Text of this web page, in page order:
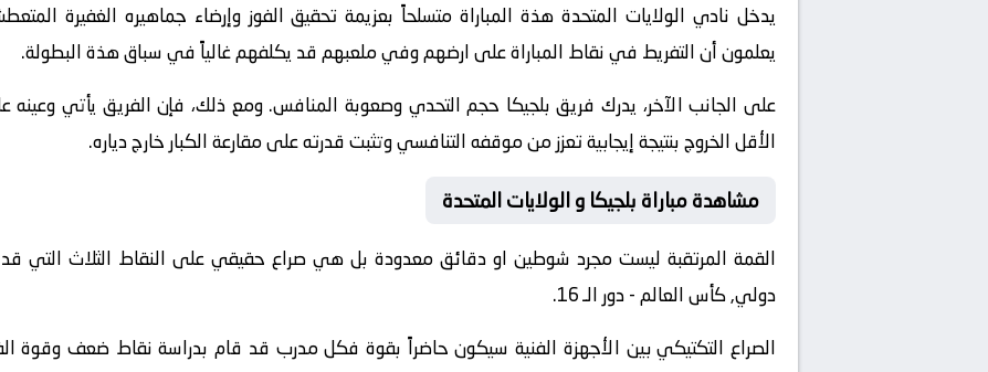
يدخل نادي الولايات المتحدة هذة المباراة متسلحاً بعزيمة تحقيق الفوز وإرضاء جماهيره الغفيرة
يعلمون أن التفريط في نقاط المباراة على ارضهم وفي ملعبهم قد يكلفهم غالياً في سباق هذة البطولة.
على الجانب الآخر، يدرك فريق بلجيكا حجم التحدي وصعوبة المنافس. ومع ذلك، فإن الفريق يأتي وعينه
الأقل الخروج بنتيجة إيجابية تعزز من موقفه التنافسي وتثبت قدرته على مقارعة الكبار خارج دياره.
مشاهدة مباراة بلجيكا و الولايات المتحدة
القمة المرتقبة ليست مجرد شوطين او دقائق معدودة بل هي صراع حقيقي على النقاط الثلاث التي
دولي, كأس العالم - دور الـ 16.
الصراع التكتيكي بين الأجهزة الفنية سيكون حاضراً بقوة فكل مدرب قد قام بدراسة نقاط ضعف